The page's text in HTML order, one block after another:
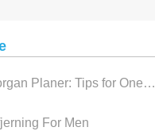
Planer: Tips for One…
For Men